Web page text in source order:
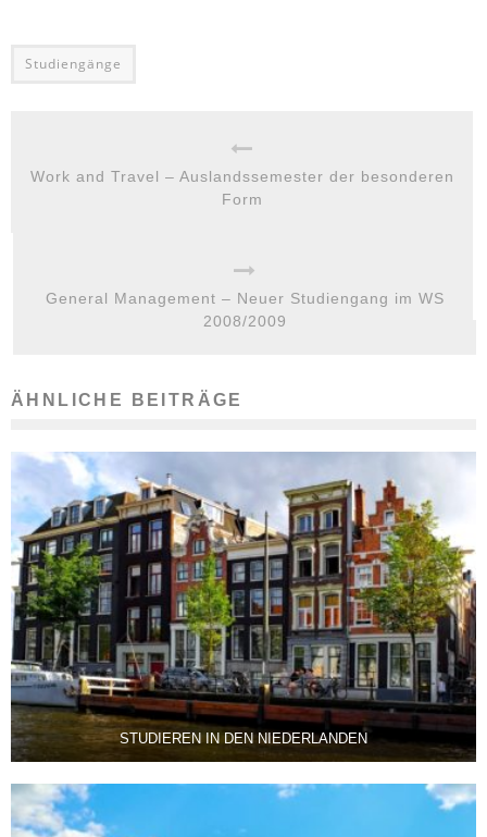
Studiengänge
Work and Travel – Auslandssemester der besonderen
Form
General Management – Neuer Studiengang im WS
2008/2009
ÄHNLICHE BEITRÄGE
STUDIEREN IN DEN NIEDERLANDEN